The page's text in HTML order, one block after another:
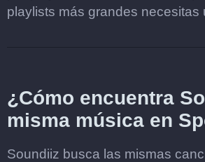
playlists más grandes necesitas
¿Cómo encuentra
misma música en
Soundiiz busca las mismas